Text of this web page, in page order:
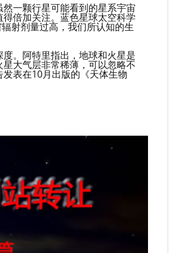
一颗行星可能看到的星系宇宙
倍加关注。蓝色星球太空科学
射剂量过高，我们所认知的生
。阿特里指出，地球和火星是
大气层非常稀薄，可以忽略不
表在10月出版的《天体生物